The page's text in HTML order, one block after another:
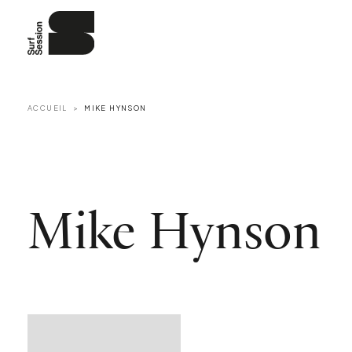
ACCUEIL MIKE HYNSON
Mike Hynson